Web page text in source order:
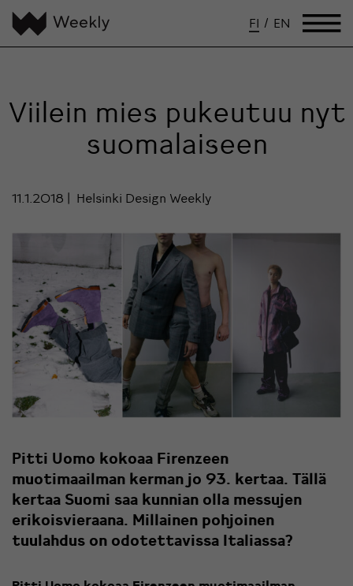
FI / EN
Viilein mies pukeutuu nyt
suomalaiseen
11.1.2018 Helsinki Design Weekly
Pitti Uomo kokoaa Firenzeen
muotimaailman kerman jo 93. kertaa. Tällä
kertaa Suomi saa kunnian olla messujen
erikoisvieraana. Millainen pohjoinen
tuulahdus on odotettavissa Italiassa?